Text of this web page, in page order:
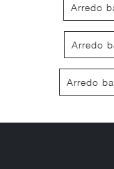
Arredo
Arredo
Arredo